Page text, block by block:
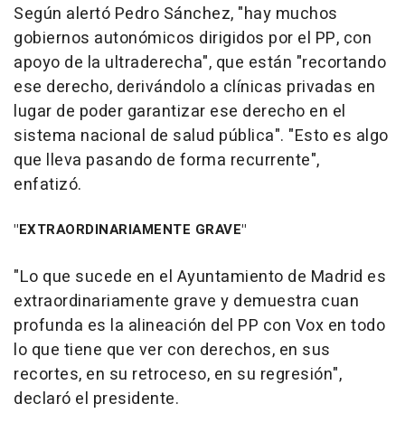
Según alertó Pedro Sánchez, "hay muchos
gobiernos autonómicos dirigidos por el PP, con
apoyo de la ultraderecha", que están "recortando
ese derecho, derivándolo a clínicas privadas en
lugar de poder garantizar ese derecho en el
sistema nacional de salud pública". "Esto es algo
que lleva pasando de forma recurrente",
enfatizó.
"EXTRAORDINARIAMENTE GRAVE"
"Lo que sucede en el Ayuntamiento de Madrid es
extraordinariamente grave y demuestra cuan
profunda es la alineación del PP con Vox en todo
lo que tiene que ver con derechos, en sus
recortes, en su retroceso, en su regresión",
declaró el presidente.